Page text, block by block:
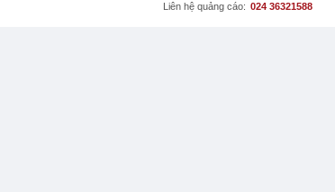
Liên hệ quảng cáo: 024 36321588